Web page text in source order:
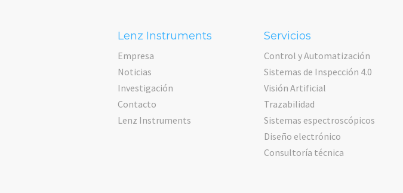
Lenz Instruments
Empresa
Noticias
Investigación
Contacto
Lenz Instruments
Servicios
Control y Automatización
Sistemas de Inspección 4.0
Visión Artificial
Trazabilidad
Sistemas espectroscópicos
Diseño electrónico
Consultoría técnica